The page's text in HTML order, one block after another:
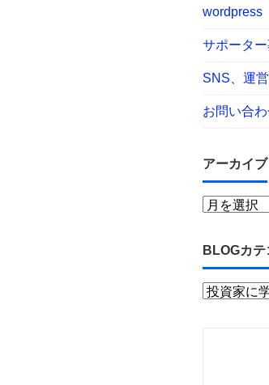
wordpress
サポータ
SNS、運
お問い合
アーカイブ
BLOGカ